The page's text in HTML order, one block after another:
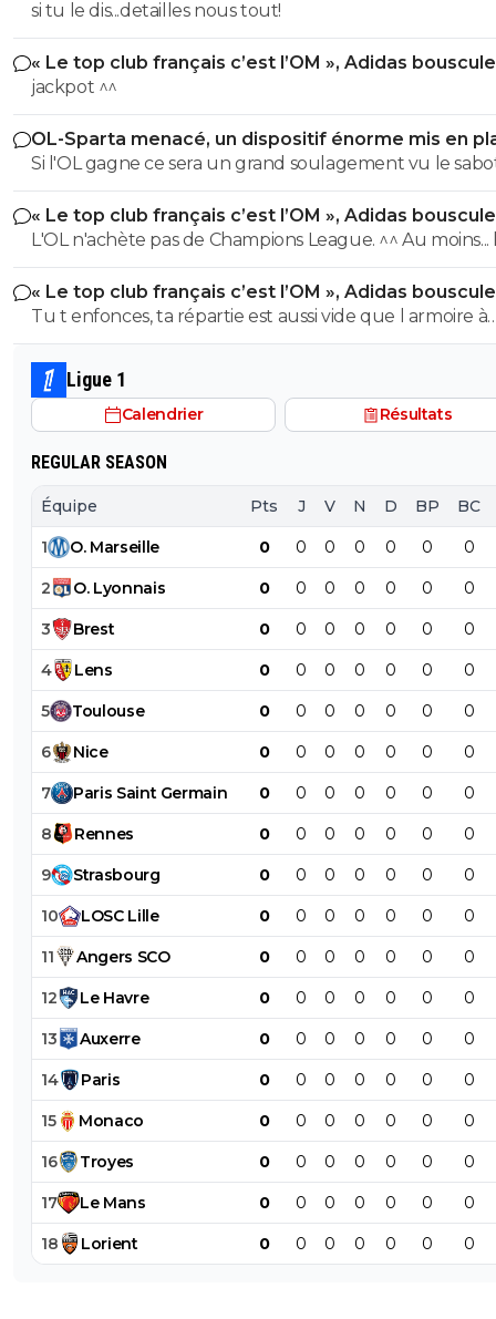
si tu le dis...detailles nous tout!
« Le top club français c’est l’OM », Adidas
PSG
jackpot ^^
OL-Sparta menacé, un dispositif énorme mis en
Si l'OL gagne ce sera un grand soulagement vu le
incroyable du farfelu sans froc Fonseca au match allé.
perd ce sera aussi une grande victoire et une énorme
délivrance avec un possible licenciement de ce clown.
« Le top club français c’est l’OM », Adidas
PSG
L'OL n'achète pas de Champions League. ^^ Au moins... l'OM a
un point commun avec le PSG. Mdr Adidas ne se trompe pas
avec l'OL qui est une valeur sûre... contrairement à
« Le top club français c’est l’OM », Adidas
PSG
Tu t enfonces, ta répartie est aussi vide que l armoire à
trophées de ton club depuis 15 piges, t es juste une
gueule arrogante se pensant plus intelligent que les
alors que t es juste un pauvre clown empafé mdr
Ligue 1
Calendrier Résultats
REGULAR SEASON
Équipe Pts J V N D BP BC
1 O. Marseille 0 0 0 0 0 0 0
2 O. Lyonnais 0 0 0 0 0 0 0
3 Brest 0 0 0 0 0 0 0
4 Lens 0 0 0 0 0 0 0
5 Toulouse 0 0 0 0 0 0 0
6 Nice 0 0 0 0 0 0 0
7 Paris Saint Germain 0 0 0 0 0 0 0
8 Rennes 0 0 0 0 0 0 0
9 Strasbourg 0 0 0 0 0 0 0
10 LOSC Lille 0 0 0 0 0 0 0
11 Angers SCO 0 0 0 0 0 0 0
12 Le Havre 0 0 0 0 0 0 0
13 Auxerre 0 0 0 0 0 0 0
14 Paris 0 0 0 0 0 0 0
15 Monaco 0 0 0 0 0 0 0
16 Troyes 0 0 0 0 0 0 0
17 Le Mans 0 0 0 0 0 0 0
18 Lorient 0 0 0 0 0 0 0